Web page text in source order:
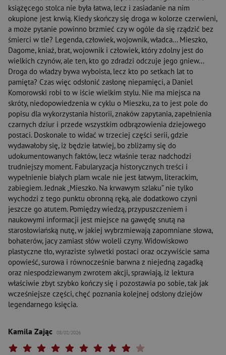
książęcego stolca nie była łatwa, lecz i zasiadanie na nim
okupione jest krwią. Kiedy skończy się droga w kolorze czerwieni,
a może pytanie powinno brzmieć czy w ogóle da się rządzić bez
śmierci w tle? Legenda, człowiek, wojownik, władca... Mieszko,
Dagome, kniaź, brat, wojownik i człowiek, który zdolny jest do
wielkich czynów, ale ten, kto go zdradzi odczuje jego gniew...
Droga do władzy bywa wyboista, lecz kto po setkach lat to
pamięta? Czas więc odsłonić zasłonę niepamięci, a Daniel
Komorowski robi to w iście wielkim stylu. Nie ma miejsca na
skróty, niedopowiedzenia w cyklu o Mieszku, za to jest pole do
popisu dla wykorzystania historii, znaków zapytania, zapełnienia
czarnych dziur i przede wszystkim odbrązowienia dziejowego
postaci. Doskonale to widać w trzeciej części serii, gdzie
wydawałoby się, iż będzie łatwiej, bo zbliżamy się do
udokumentowanych faktów, lecz właśnie teraz nadchodzi
trudniejszy moment. Fabularyzacja historycznych treści i
wypełnienie białych plam wcale nie jest łatwym, literackim,
zabiegiem. Jednak „Mieszko. Na krwawym szlaku” nie tylko
wychodzi z tego punktu obronną ręką, ale dodatkowo czyni
jeszcze go atutem. Pomiędzy wiedzą, przypuszczeniem i
naukowymi informacji jest miejsce na gawędę snutą na
starosłowiańską nutę, w jakiej wybrzmiewają zapomniane słowa,
bohaterów, jacy zamiast słów woleli czyny. Widowiskowo
plastyczne tło, wyraziste sylwetki postaci oraz oczywiście sama
opowieść, surowa i równocześnie barwna z niejedną zagadką
oraz niespodziewanym zwrotem akcji, sprawiają, iż lektura
właściwie zbyt szybko kończy się i pozostawia po sobie, tak jak
wcześniejsze części, chęć poznania kolejnej odsłony dziejów
legendarnego księcia.
Kamila Zając 08/02/2026
Twoja ocena: Arcydzieło
Twoja ocena: Wybitna 9/10"
Twoja ocena: Rewelacyjna 8/10"
Twoja ocena: Bardzo dobra 7/10"
Twoja ocena: Dobra 6/10"
Twoja ocena: Przeciętna 5/10"
Twoja ocena: Może być 4/10"
Twoja ocena: Słaba 3/10"
Twoja ocena: Bardzo słaba 2/10"
Twoja ocena: Beznadziejna 1/10"